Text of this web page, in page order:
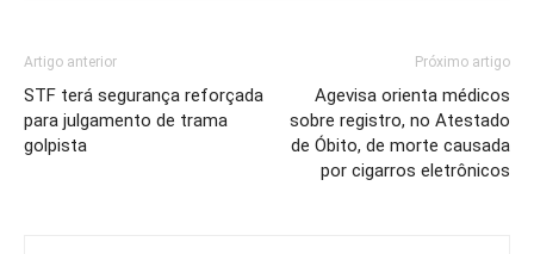
Artigo anterior
STF terá segurança reforçada
para julgamento de trama
golpista
Próximo artigo
Agevisa orienta médicos
sobre registro, no Atestado
de Óbito, de morte causada
por cigarros eletrônicos